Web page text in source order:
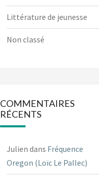
Littérature de jeunesse
Non classé
COMMENTAIRES
RÉCENTS
Julien dans Fréquence
Oregon (Loïc Le Pallec)